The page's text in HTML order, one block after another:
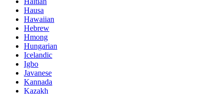
Hausa
Hawaiian
Hebrew
Hmong
Hungarian
Icelandic
Igbo
Javanese
Kannada
Kazakh